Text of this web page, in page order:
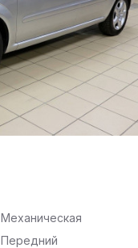
Механическая
Передний